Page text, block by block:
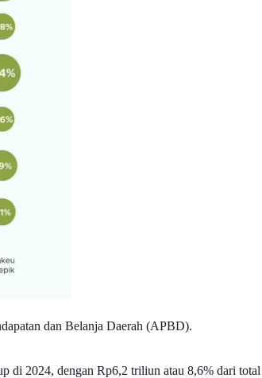
dan Belanja Daerah (APBD).
2024, dengan Rp6,2 triliun atau 8,6% dari